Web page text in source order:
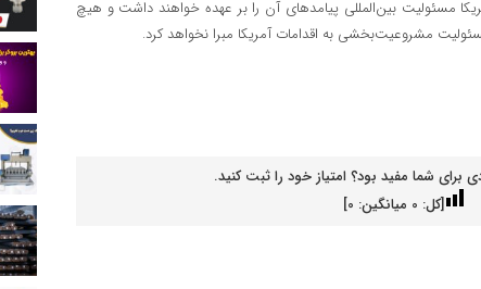
مسئولیت بین‌المللی پیامدهای آن را بر عهده خواهند داشت و هیچ
مشروعیت‌بخشی به اقدامات آمریکا مبرا نخواهد کرد.
برای شما مفید بود؟ امتیاز خود را ثبت کنید.
[کل: 0 میانگین: 0
]